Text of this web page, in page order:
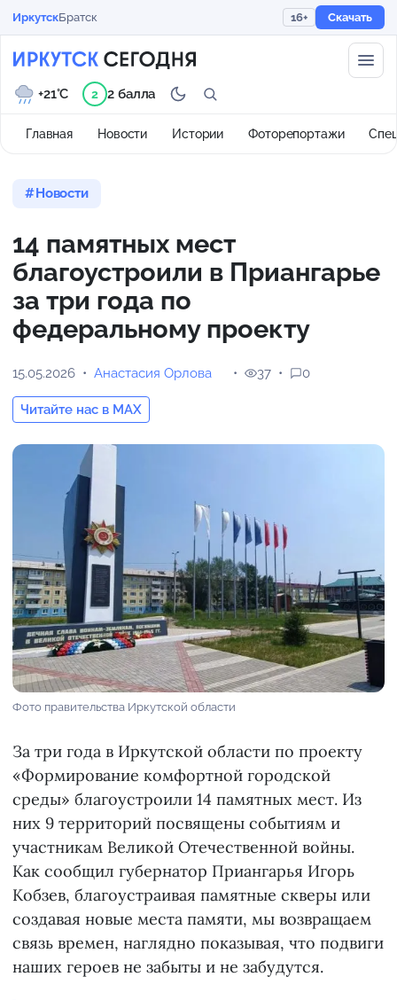
ИркутскБратск 16+ Скачать
Главная Новости Истории Фоторепортажи
+21°C 2 2 балла
Новости
14 памятных мест
благоустроили в Приангарье
за три года по
федеральному проекту
15.05.2026 Анастасия Орлова
Читайте нас в MAX
37 0
Фото правительства Иркутской области
За три года в Иркутской области по проекту
«Формирование комфортной городской
среды» благоустроили 14 памятных мест. Из
них 9 территорий посвящены событиям и
участникам Великой Отечественной войны.
Как сообщил губернатор Приангарья Игорь
Кобзев, благоустраивая памятные скверы или
создавая новые места памяти, мы возвращаем
связь времен, наглядно показывая, что подвиги
наших героев не забыты и не забудутся.